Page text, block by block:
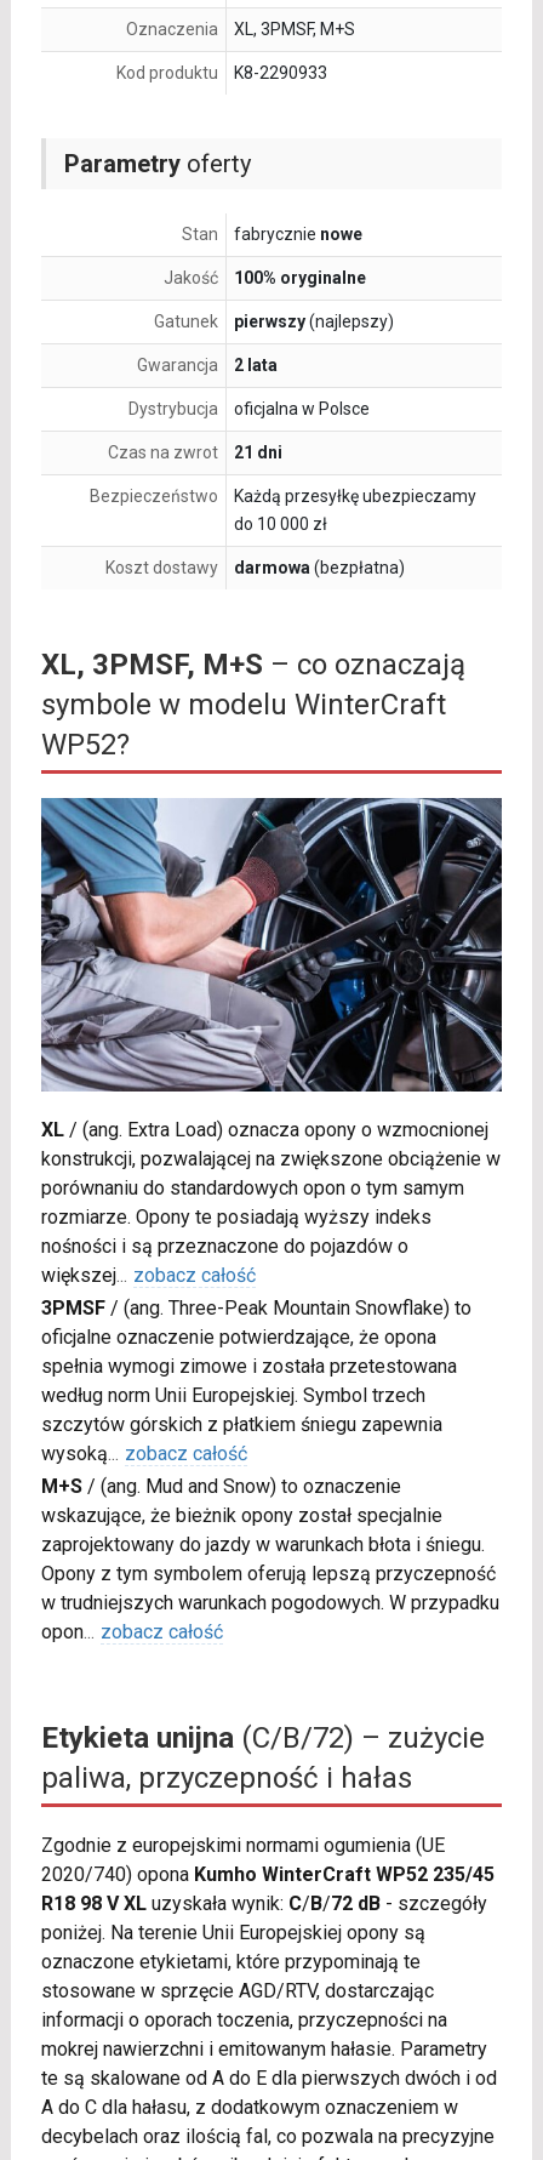
Parametryoferty
Stan fabrycznie nowe
Jakość 100% oryginalne
Gatunek pierwszy(najlepszy)
Gwarancja 2 lata
Dystrybucja oficjalna w Polsce
Czas na zwrot 21 dni
Bezpieczeństwo
Każdą przesyłkę ubezpieczamy
do 10 000 zł
Koszt dostawy darmowa (bezpłatna)
Oznaczenia XL, 3PMSF, M+S
Kod produktu K8-2290933
XL, 3PMSF, M+S – co oznaczają
symbole w modelu WinterCraft
WP52?
XL/ (ang. Extra Load) oznacza opony o wzmocnionej
konstrukcji, pozwalającej na zwiększone obciążenie w
porównaniu do standardowych opon o tym samym
rozmiarze. Opony te posiadają wyższy indeks
nośności i są przeznaczone do pojazdów o
większej... zobacz całość
3PMSF/ (ang. Three-Peak Mountain Snowflake) to
oficjalne oznaczenie potwierdzające, że opona
spełnia wymogi zimowe i została przetestowana
według norm Unii Europejskiej. Symbol trzech
szczytów górskich z płatkiem śniegu zapewnia
wysoką... zobacz całość
M+S/ (ang. Mud and Snow) to oznaczenie
wskazujące, że bieżnik opony został specjalnie
zaprojektowany do jazdy w warunkach błota i śniegu.
Opony z tym symbolem oferują lepszą przyczepność
w trudniejszych warunkach pogodowych. W przypadku
opon... zobacz całość
Etykieta unijna(C/B/72) – zużycie
paliwa, przyczepność i hałas
Zgodnie z europejskimi normami ogumienia (UE
2020/740) opona Kumho WinterCraft WP52 235/45
R18 98 V XLuzyskała wynik: C/B/72 dB- szczegóły
poniżej. Na terenie Unii Europejskiej opony są
oznaczone etykietami, które przypominają te
stosowane w sprzęcie AGD/RTV, dostarczając
informacji o oporach toczenia, przyczepności na
mokrej nawierzchni i emitowanym hałasie. Parametry
te są skalowane od A do E dla pierwszych dwóch i od
A do C dla hałasu, z dodatkowym oznaczeniem w
decybelach oraz ilością fal, co pozwala na precyzyjne